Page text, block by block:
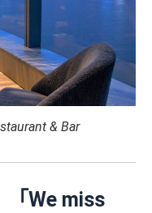
& Bar
「We miss